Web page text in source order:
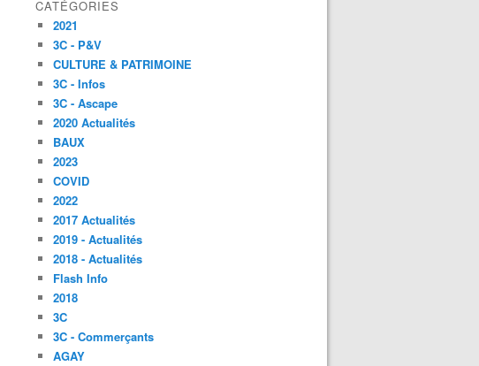
CATÉGORIES
2021
3C - P&V
CULTURE & PATRIMOINE
3C - Infos
3C - Ascape
2020 Actualités
BAUX
2023
COVID
2022
2017 Actualités
2019 - Actualités
2018 - Actualités
Flash Info
2018
3C
3C - Commerçants
AGAY